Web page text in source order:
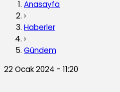
Anasayfa
›
Haberler
›
Gündem
22 Ocak 2024 - 11:20